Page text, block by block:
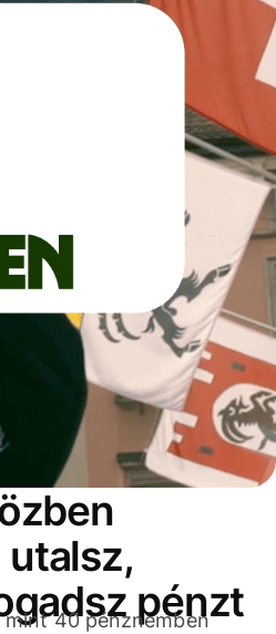
pénzt
40 pénznemben